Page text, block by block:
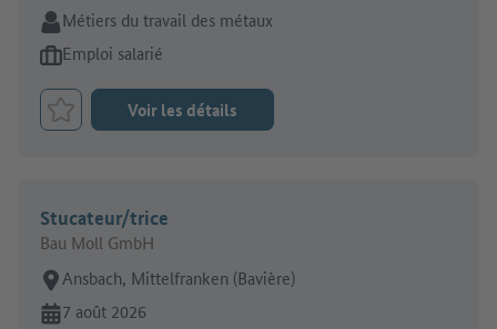
Secteur:
Métiers du travail des métaux
Type d'offre d'emploi:
Emploi salarié
Retenir le job
Voir les détails
Stucateur/trice
Bau Moll GmbH
Lieu de travail:
Ansbach, Mittelfranken (Bavière)
En ligne depuis:
7 août 2026